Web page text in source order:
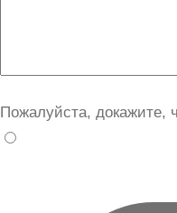
Пожалуйста, докажите,